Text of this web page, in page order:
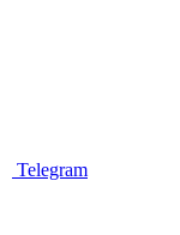
Telegram